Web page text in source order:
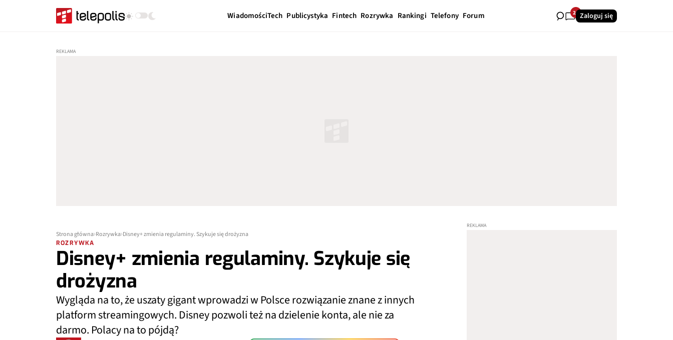
WiadomościTech Publicystyka Fintech Rozrywka Rankingi Telefony Forum 24Zaloguj się
Strona główna Rozrywka Disney+ zmienia regulaminy. Szykuje się drożyzna
ROZRYWKA
Disney+ zmienia regulaminy. Szykuje się
drożyzna
Wygląda na to, że uszaty gigant wprowadzi w Polsce rozwiązanie znane z innych
platform streamingowych. Disney pozwoli też na dzielenie konta, ale nie za
darmo. Polacy na to pójdą?